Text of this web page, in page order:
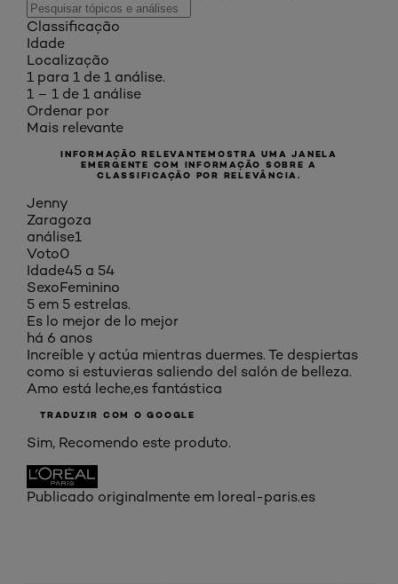
Classificação
Idade
Localização
1 para 1 de 1 análise.
1 – 1 de 1 análise
Ordenar por
Mais relevante
INFORMAÇÃO RELEVANTEMOSTRA UMA JANELA
EMERGENTE COM INFORMAÇÃO SOBRE A
CLASSIFICAÇÃO POR RELEVÂNCIA.
Jenny
Zaragoza
análise1
Voto0
Idade45 a 54
SexoFeminino
5 em 5 estrelas.
Es lo mejor de lo mejor
há 6 anos
Increíble y actúa mientras duermes. Te despiertas
como si estuvieras saliendo del salón de belleza.
Amo está leche,es fantástica
TRADUZIR COM O GOOGLE
Sim, Recomendo este produto.
Publicado originalmente em loreal-paris.es